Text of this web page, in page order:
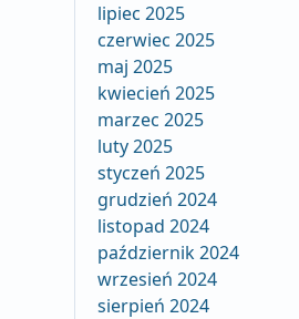
lipiec 2025
czerwiec 2025
maj 2025
kwiecień 2025
marzec 2025
luty 2025
styczeń 2025
grudzień 2024
listopad 2024
październik 2024
wrzesień 2024
sierpień 2024